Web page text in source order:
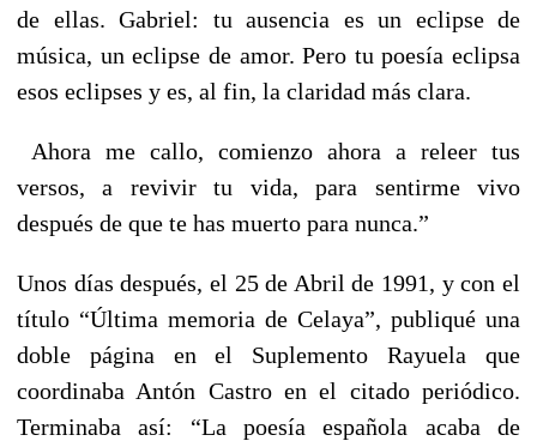
de ellas. Gabriel: tu ausencia es un eclipse de
música, un eclipse de amor. Pero tu poesía eclipsa
esos eclipses y es, al fin, la claridad más clara.
Ahora me callo, comienzo ahora a releer tus
versos, a revivir tu vida, para sentirme vivo
después de que te has muerto para nunca.”
Unos días después, el 25 de Abril de 1991, y con el
título “Última memoria de Celaya”, publiqué una
doble página en el Suplemento Rayuela que
coordinaba Antón Castro en el citado periódico.
Terminaba así: “La poesía española acaba de